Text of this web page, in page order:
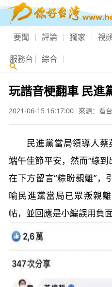
要聞 評論 獨家 視
服務台 綜合
玩諧音梗翻車 民進
2021-06-15 16:17:00 來源：看
民進黨當局領導人蔡
端午佳節平安，然而“綠
在下方留言“粽盼親離”，
喻民進黨當局已眾叛親
帖，並回應是小編誤用負面